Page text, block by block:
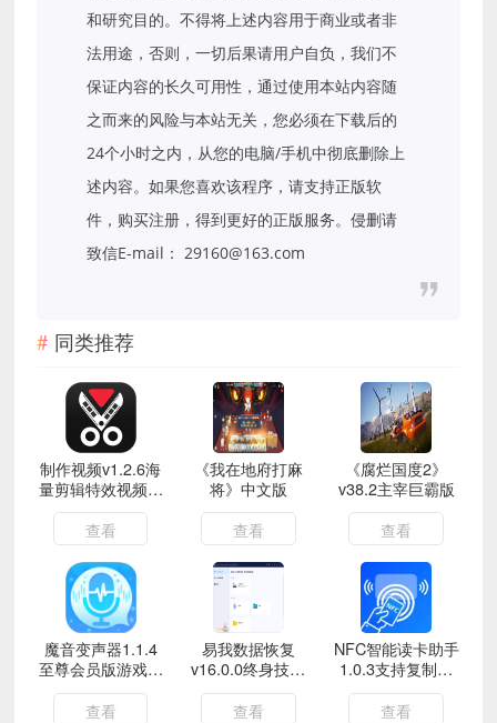
和研究目的。不得将上述内容用于商业或者非
法用途，否则，一切后果请用户自负，我们不
保证内容的长久可用性，通过使用本站内容随
之而来的风险与本站无关，您必须在下载后的
24个小时之内，从您的电脑/手机中彻底删除上
述内容。如果您喜欢该程序，请支持正版软
件，购买注册，得到更好的正版服务。侵删请
致信E-mail： 29160@163.com
同类推荐
制作视频v1.2.6海
量剪辑特效视频变
速分屏字幕制作
查看
《我在地府打麻
将》中文版
查看
《腐烂国度2》
v38.2主宰巨霸版
查看
魔音变声器1.1.4
至尊会员版游戏语
音包实时变声
查看
易我数据恢复
v16.0.0终身技术
版
查看
NFC智能读卡助手
1.0.3支持复制读
取格式化NFC卡
查看